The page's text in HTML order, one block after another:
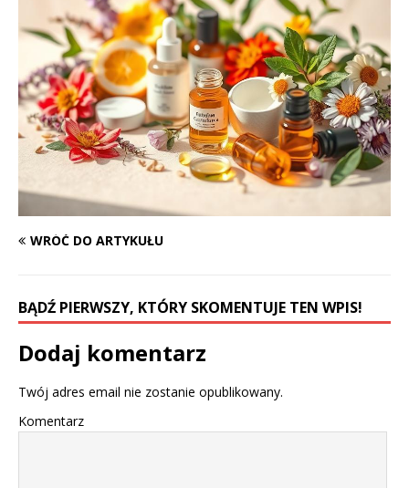
WRÓĆ DO ARTYKUŁU
BĄDŹ PIERWSZY, KTÓRY SKOMENTUJE TEN WPIS!
Dodaj komentarz
Twój adres email nie zostanie opublikowany.
Komentarz